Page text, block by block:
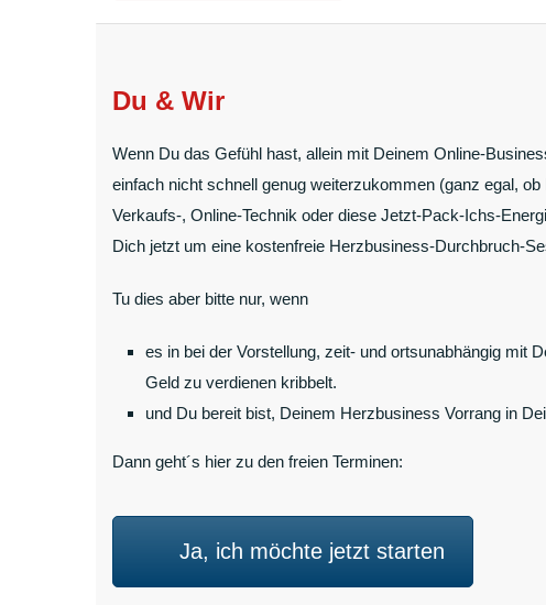
Du & Wir
Wenn Du das Gefühl hast, allein mit Deinem Online-
einfach nicht schnell genug weiterzukommen (ganz egal, ob
Verkaufs-, Online-Technik oder diese Jetzt-Pack-Ichs-
Dich jetzt um eine kostenfreie Herzbusiness-Durchbruch-
Tu dies aber bitte nur, wenn
es in bei der Vorstellung, zeit- und ortsunabhängig mit
Geld zu verdienen kribbelt.
und Du bereit bist, Deinem Herzbusiness Vorrang in
Dann geht´s hier zu den freien Terminen:
Ja, ich möchte jetzt starten